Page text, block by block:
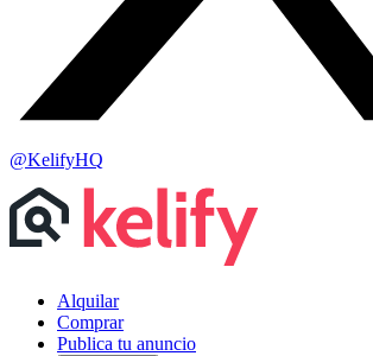
@KelifyHQ
Alquilar
Comprar
Publica tu anuncio